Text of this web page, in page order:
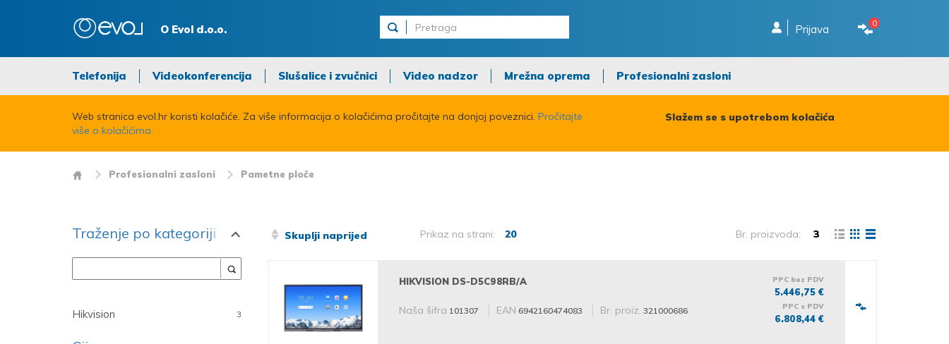
O Evol d.o.o. Prijava 0
Telefonija Videokonferencija Slušalice i zvučnici Video nadzor Mrežna oprema Profesionalni zasloni
Web stranica evol.hr koristi kolačiće. Za više informacija o kolačićima pročitajte na donjoj poveznici. Pročitajte
više o kolačićima.
Slažem se s upotrebom kolačića
Profesionalni zasloni Pametne ploče
Traženje po kategoriji
Proizvođač
Hikvision 3
Skuplji naprijed Prikaz na strani: 20 Br. proizvoda: 3
HIKVISION DS-D5C98RB/A
Naša šifra 101307 EAN 6942160474083 Br. proiz. 321000686
PPC bez PDV
5.446,75 €
PPC s PDV
6.808,44 €